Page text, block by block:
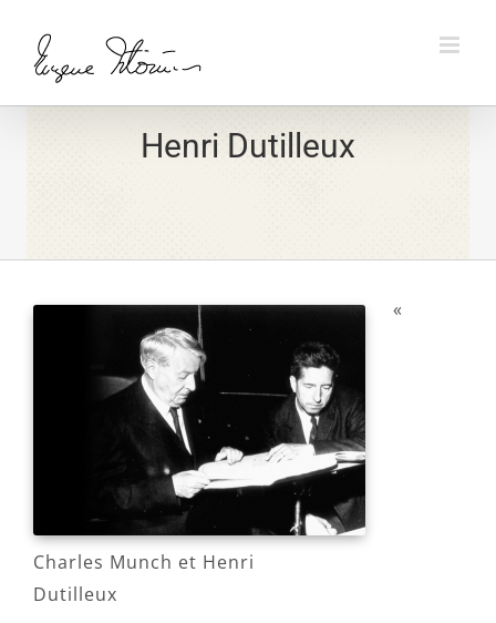
content
Henri Dutilleux
Charles Munch et Henri
Dutilleux
«